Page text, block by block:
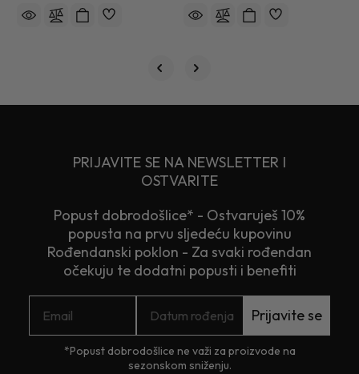
PRIJAVITE SE NA NEWSLETTER I
OSTVARITE
Popust dobrodošlice* - Ostvaruješ 10%
popusta na prvu sljedeću kupovinu
Rođendanski poklon - Za svaki rođendan
očekuju te dodatni popusti i benefiti
Prijavite se
*Popust dobrodošlice ne važi za proizvode na
sezonskom sniženju.